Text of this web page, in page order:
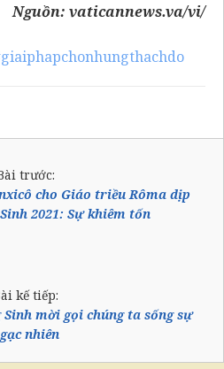
Nguồn: vaticannews.va/vi/
trước:
cho Giáo triều Rôma dịp
2021: Sự khiêm tốn
kế tiếp:
mời gọi chúng ta sống sự
nhiên